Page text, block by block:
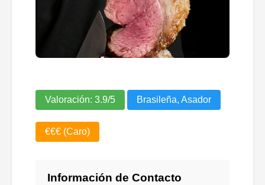
Valoración: 3.9/5 Brasileña, Asador
€€€ (Caro)
Información de Contacto